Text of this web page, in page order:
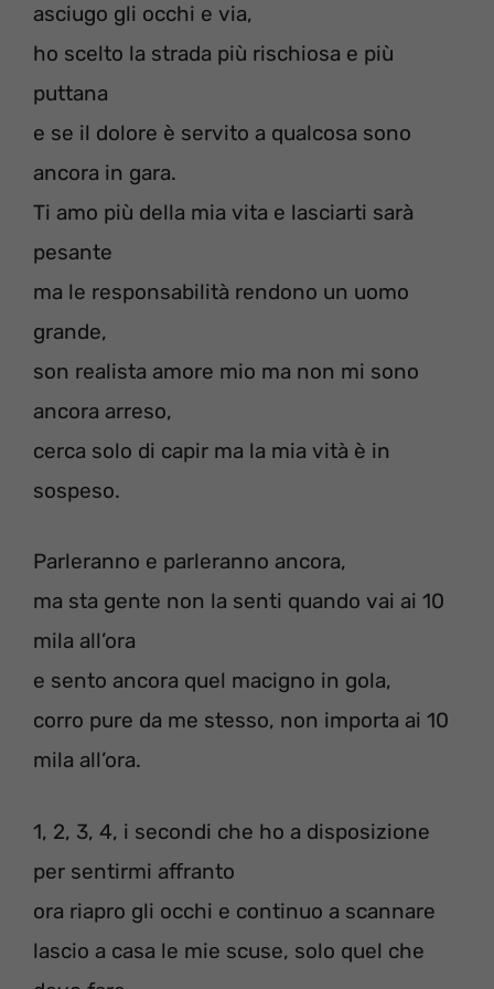
asciugo gli occhi e via,
ho scelto la strada più rischiosa e più
puttana
e se il dolore è servito a qualcosa sono
ancora in gara.
Ti amo più della mia vita e lasciarti sarà
pesante
ma le responsabilità rendono un uomo
grande,
son realista amore mio ma non mi sono
ancora arreso,
cerca solo di capir ma la mia vità è in
sospeso.
Parleranno e parleranno ancora,
ma sta gente non la senti quando vai ai 10
mila all’ora
e sento ancora quel macigno in gola,
corro pure da me stesso, non importa ai 10
mila all’ora.
1, 2, 3, 4, i secondi che ho a disposizione
per sentirmi affranto
ora riapro gli occhi e continuo a scannare
lascio a casa le mie scuse, solo quel che